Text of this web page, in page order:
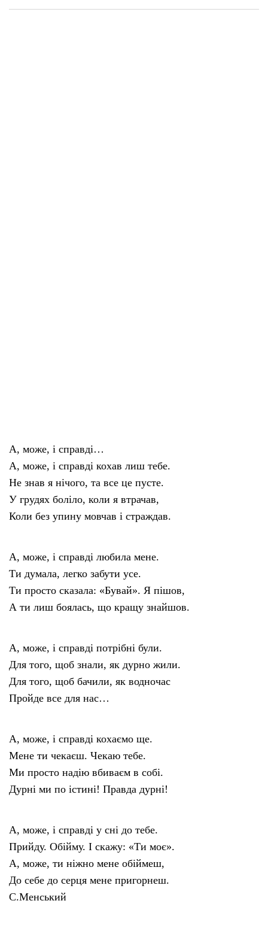
А, може, і справді…
А, може, і справді кохав лиш тебе.
Не знав я нічого, та все це пусте.
У грудях боліло, коли я втрачав,
Коли без упину мовчав і страждав.
А, може, і справді любила мене.
Ти думала, легко забути усе.
Ти просто сказала: «Бувай». Я пішов,
А ти лиш боялась, що кращу знайшов.
А, може, і справді потрібні були.
Для того, щоб знали, як дурно жили.
Для того, щоб бачили, як водночас
Пройде все для нас…
А, може, і справді кохаємо ще.
Мене ти чекаєш. Чекаю тебе.
Ми просто надію вбиваєм в собі.
Дурні ми по істині! Правда дурні!
А, може, і справді у сні до тебе.
Прийду. Обійму. І скажу: «Ти моє».
А, може, ти ніжно мене обіймеш,
До себе до серця мене пригорнеш.
С.Менський